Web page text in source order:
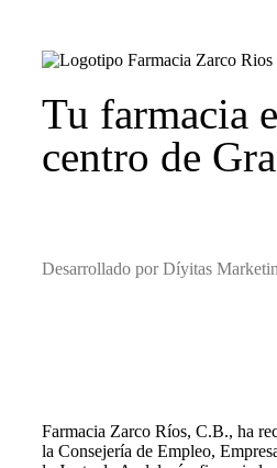
Tu farmacia
centro de
Desarrollado por Díyitas
Farmacia Zarco Ríos, C.B., ha
la Consejería de Empleo,